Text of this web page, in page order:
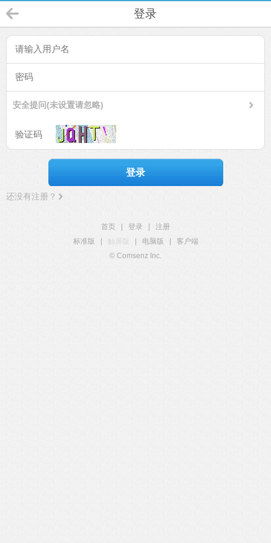
登录
安全提问(未设置请忽略)
登录
还没有注册？
首页 登录
注册
标准版
触屏版 电脑版
客户端
© Comsenz Inc.